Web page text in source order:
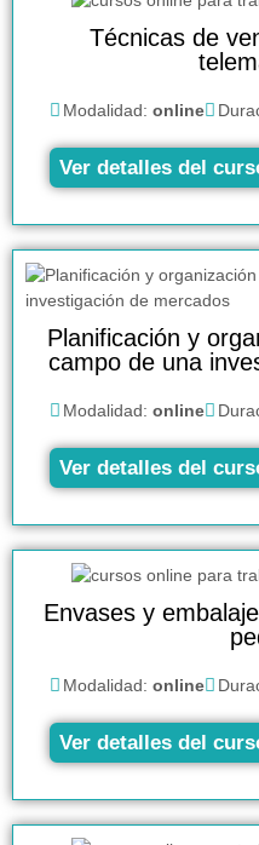
Técnicas de
Modalidad: online
Ver detalles del
Planificación y
campo de una
Modalidad: online
Ver detalles del
Envases y
Modalidad: online
Ver detalles del